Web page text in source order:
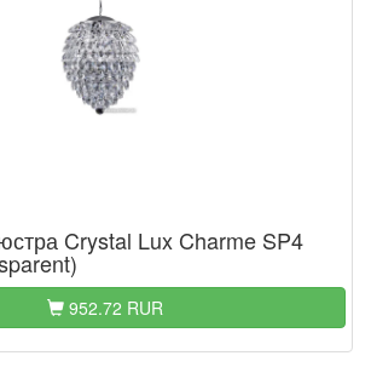
Crystal Lux Charme SP4
952.72 RUR